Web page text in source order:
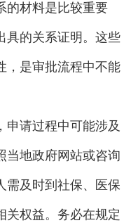
的材料是比较重要
具的关系证明。这些
，是审批流程中不能
请过程中可能涉及
当地政府网站或咨询
需及时到社保、医保
关权益。务必在规定